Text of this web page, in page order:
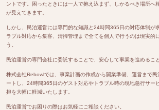
ントです。困ったときには一人で抱え込まず、しかるべき場所へ
が見えてきます。
しかし、民泊運営には専門的な知識と24時間365日の対応体制が
ラブル対応から集客、清掃管理まで全てを個人で行うのは現実的
う。
民泊運営の専門会社に委託することで、安心して事業を進めるこ
株式会社Rebowlでは、事業計画の作成から開業準備、運営まで
ートし、24時間365日のゲスト対応やトラブル時の現地急行サー
担を大幅に軽減いたします。
民泊運営でお困りの際はお気軽にご相談ください。